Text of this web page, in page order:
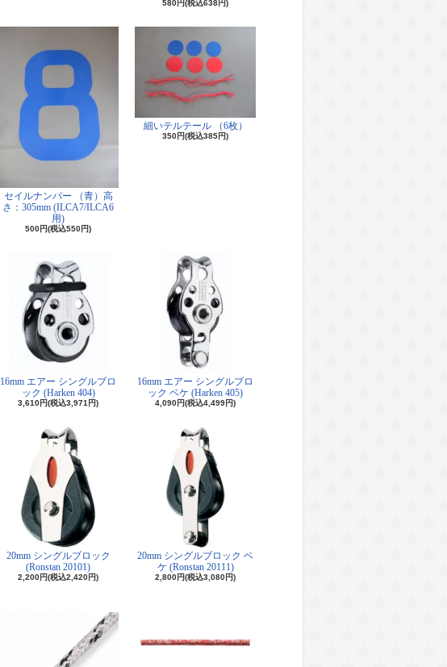
580円(税込638円)
セイルナンバー （青）高
さ：305mm (ILCA7/ILCA6
用)
500円(税込550円)
細いテルテール （6枚）
350円(税込385円)
16mm エアー シングルブロ
ック (Harken 404)
3,610円(税込3,971円)
16mm エアー シングルブロ
ック ベケ (Harken 405)
4,090円(税込4,499円)
20mm シングルブロック
(Ronstan 20101)
2,200円(税込2,420円)
20mm シングルブロック ベ
ケ (Ronstan 20111)
2,800円(税込3,080円)